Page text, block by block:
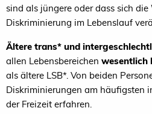
sind als jüngere oder dass sich
Diskriminierung im Lebenslauf
Ältere trans* und
allen Lebensbereichen wesentlich
als ältere LSB*. Von beiden
Diskriminierungen am häufigsten
der Freizeit erfahren.